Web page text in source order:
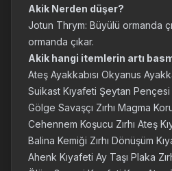
Akik Nerden düşer?
Jotun Thrym: Büyülü ormanda
ormanda çıkar.
Akik hangi itemlerin artı
Ateş Ayakkabısı Okyanus
Suikast Kıyafeti Şeytan Pençesi
Gölge Savaşçı Zırhı Magma
Cehennem Koşucu Zırhı Ateş
Balina Kemiği Zırhı Dönüşüm
Ahenk Kıyafeti Ay Taşı Plaka